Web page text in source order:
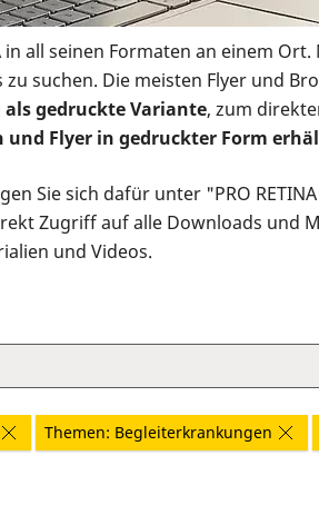
in all seinen Formaten an einem
suchen. Die meisten Flyer und
gedruckte Variante, zum
Flyer in gedruckter Form
Sie sich dafür unter "PRO
Zugriff auf alle Downloads und
und Videos.
Themen: Begleiterkrankungen